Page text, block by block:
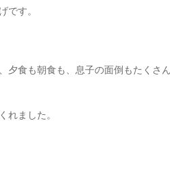
です。
夕食も朝食も、息子の面倒もたくさん
れました。